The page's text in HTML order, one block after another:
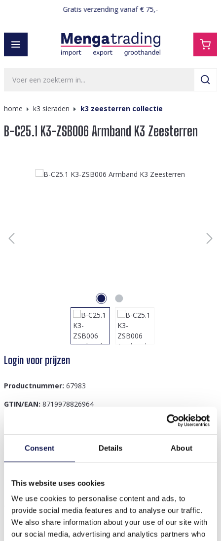
Consent Details About
This website uses cookies
We use cookies to personalise content and ads, to
provide social media features and to analyse our traffic.
We also share information about your use of our site with
our social media, advertising and analytics partners who
Gratis verzending vanaf € 75,-
home k3 sieraden k3 zeesterren collectie
B-C25.1 K3-ZSB006 Armband K3 Zeesterren
Afbeeldingengalerij overslaan
Login voor prijzen
Productnummer: 67983
GTIN/EAN: 8719978826964
Beschrijving
B-C25.1 K3-ZSB006 ARMBAND K3 ZEESTERREN
Anderen kochten ook